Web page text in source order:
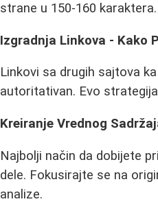
strane u 150-160 karaktera.
Izgradnja Linkova - Kako
Linkovi sa drugih sajtova
autoritativan. Evo
Kreiranje Vrednog
Najbolji način da dobijete
dele. Fokusirajte se na
analize.